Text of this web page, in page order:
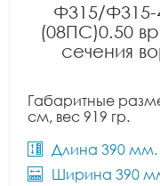
Ф315/Ф315-
(08ПС)0.50
сечения
Габаритные
см, вес 919 гр.
Длина 390 мм.
Ширина 390